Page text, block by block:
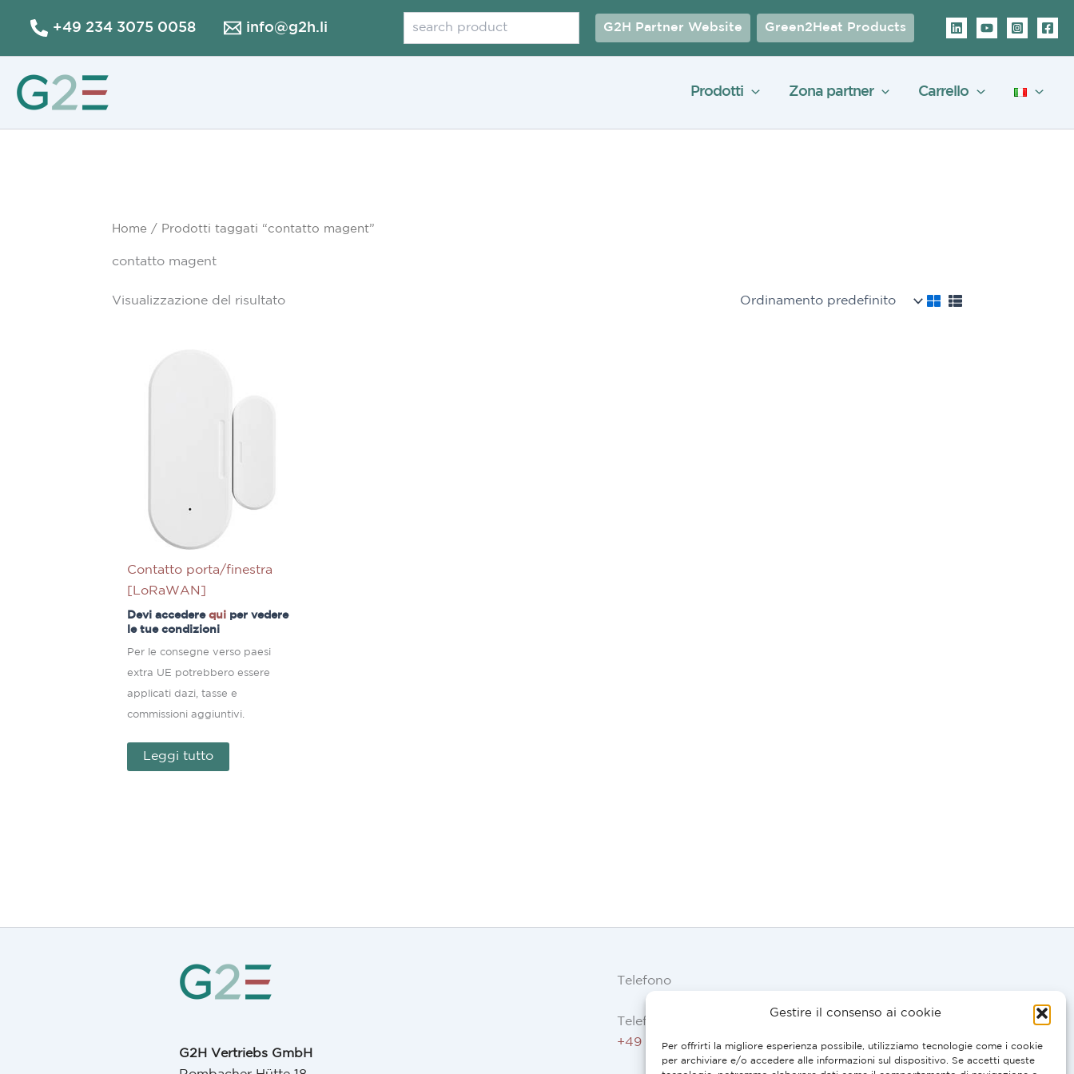
Gestire il consenso ai cookie
Per offrirti la migliore esperienza possibile, utilizziamo tecnologie come i cookie
per archiviare e/o accedere alle informazioni sul dispositivo. Se accetti queste
+49 234 3075 0058 info@g2h.li G2H Partner Website Green2Heat Products
Prodotti Zona partner Carrello
Home / Prodotti taggati “contatto magent”
contatto magent
Visualizzazione del risultato
Contatto porta/finestra
[LoRaWAN]
Devi accederequi per vedere
le tue condizioni
Per le consegne verso paesi
extra UE potrebbero essere
applicati dazi, tasse e
commissioni aggiuntivi.
Leggi tutto
G2H Vertriebs GmbH
Telefono
Telefono AT, DE, EN:
+49 9503 5044 0695